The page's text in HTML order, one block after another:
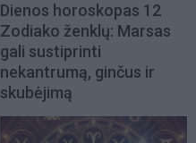
Dienos horoskopas 12
Zodiako ženklų: Marsas
gali sustiprinti
nekantrumą, ginčus ir
skubėjimą